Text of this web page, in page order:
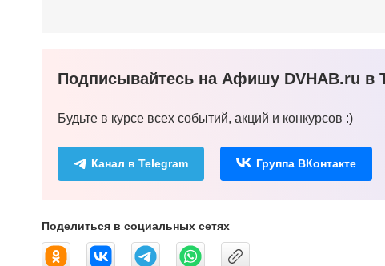
Подписывайтесь на Афишу DVHAB.ru в
Будьте в курсе всех событий, акций и конкурсов :)
Канал в Telegram Группа ВКонтакте
Поделиться в социальных сетях